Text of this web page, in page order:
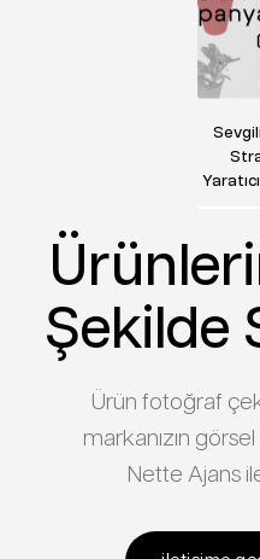
Şekilde
Ürün fotoğraf
markanızın
Nette Ajans